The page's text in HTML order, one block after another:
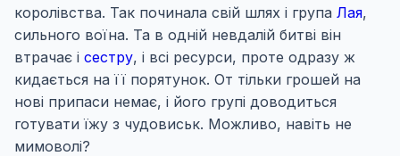
королівства. Так починала свій шлях і група Лая,
сильного воїна. Та в одній невдалій битві він
втрачає і сестру, і всі ресурси, проте одразу ж
кидається на її порятунок. От тільки грошей на
нові припаси немає, і його групі доводиться
готувати їжу з чудовиськ. Можливо, навіть не
мимоволі?